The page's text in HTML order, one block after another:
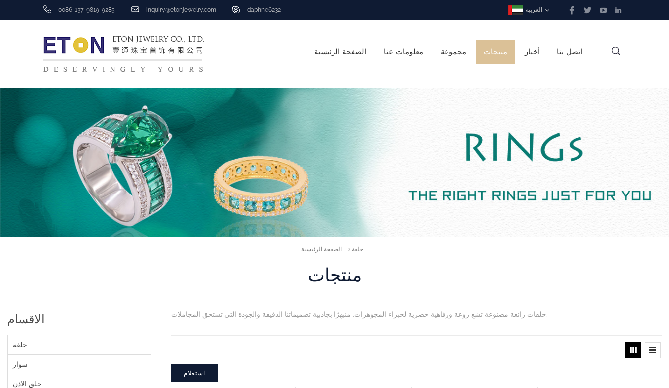
0086-137-9819-9285 inquiry@etonjewelry.com daphne6232 العربية
الصفحة الرئيسية معلومات عنا مجموعة منتجات أخبار اتصل بنا
الصفحة الرئيسية حلقة
منتجات
استعلام
الاقسام
حلقة
سوار
حلق الاذن